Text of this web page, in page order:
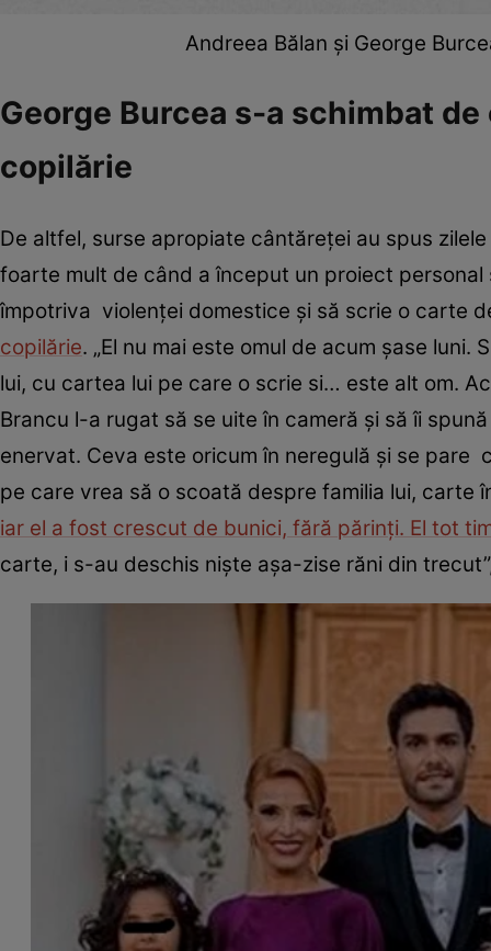
Andreea Bălan și George
George Burcea s-a schimbat
copilărie
De altfel, surse apropiate cântăreței au spus
foarte mult de când a început un proiect
împotriva violenței domestice și să scrie o carte
copilărie. „El nu mai este omul de acum șase
lui, cu cartea lui pe care o scrie si… este alt om.
Brancu l-a rugat să se uite în cameră și să îi
enervat. Ceva este oricum în neregulă și se
pe care vrea să o scoată despre familia lui, carte
iar el a fost crescut de bunici, fără părinți. El tot
carte, i s-au deschis niște așa-zise răni din